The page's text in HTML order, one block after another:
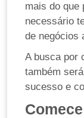
mais do que
necessário
de negócios
A busca por
também
sucesso e